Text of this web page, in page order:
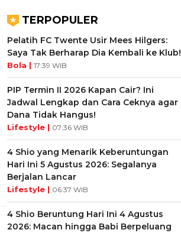
TERPOPULER
Pelatih FC Twente Usir Mees Hilgers:
Saya Tak Berharap Dia Kembali ke Klub!
Bola | 17:39 WIB
PIP Termin II 2026 Kapan Cair? Ini
Jadwal Lengkap dan Cara Ceknya agar
Dana Tidak Hangus!
Lifestyle | 07:36 WIB
4 Shio yang Menarik Keberuntungan
Hari Ini 5 Agustus 2026: Segalanya
Berjalan Lancar
Lifestyle | 06:37 WIB
4 Shio Beruntung Hari Ini 4 Agustus
2026: Macan hingga Babi Berpeluang